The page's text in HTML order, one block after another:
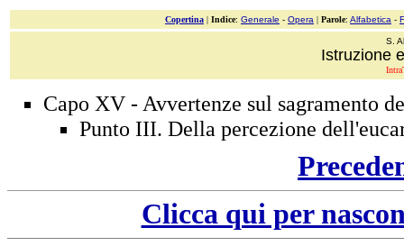
Copertina | Indice: Generale - Opera | Parole: Alfabetica -
S.
Istruzione
Capo XV - Avvertenze sul sagramento
Punto III. Della percezione
Clicca qui per